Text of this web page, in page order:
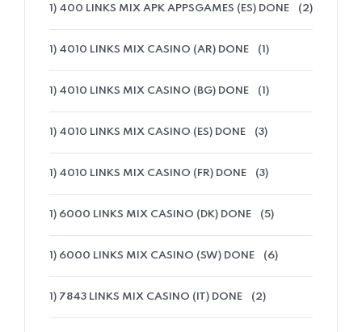
1) 400 LINKS MIX APK APPSGAMES (ES) DONE (2)
1) 4010 LINKS MIX CASINO (AR) DONE (1)
1) 4010 LINKS MIX CASINO (BG) DONE (1)
1) 4010 LINKS MIX CASINO (ES) DONE (3)
1) 4010 LINKS MIX CASINO (FR) DONE (3)
1) 6000 LINKS MIX CASINO (DK) DONE (5)
1) 6000 LINKS MIX CASINO (SW) DONE (6)
1) 7843 LINKS MIX CASINO (IT) DONE (2)